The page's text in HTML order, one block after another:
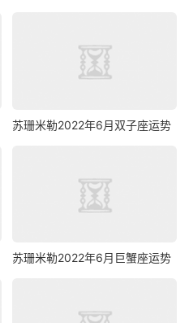
苏珊米勒2022年6月双子座运势
苏珊米勒2022年6月巨蟹座运势